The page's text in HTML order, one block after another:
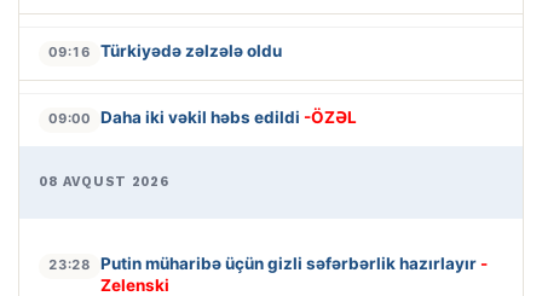
09:16 Türkiyədə zəlzələ oldu
09:00 Daha iki vəkil həbs edildi -ÖZƏL
08 AVQUST 2026
23:28 Putin müharibə üçün gizli səfərbərlik hazırlayır -
Zelenski